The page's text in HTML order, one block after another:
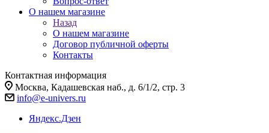
О нашем магазине
Назад
О нашем магазине
Договор публичной оферты
Контакты
Контактная информация
Москва, Кадашевская наб., д. 6/1/2, стр. 3
info@e-univers.ru
Яндекс.Дзен